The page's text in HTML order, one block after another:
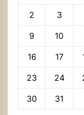
2 3
9 10
16 17
23 24
30
31